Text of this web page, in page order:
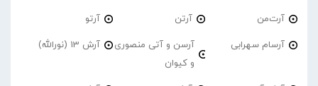
آرت‌من آرتن آرتو
آرسام سهرابی
آرسن و آتی منصوری
و کیوان
آرش 13 (نورالله)